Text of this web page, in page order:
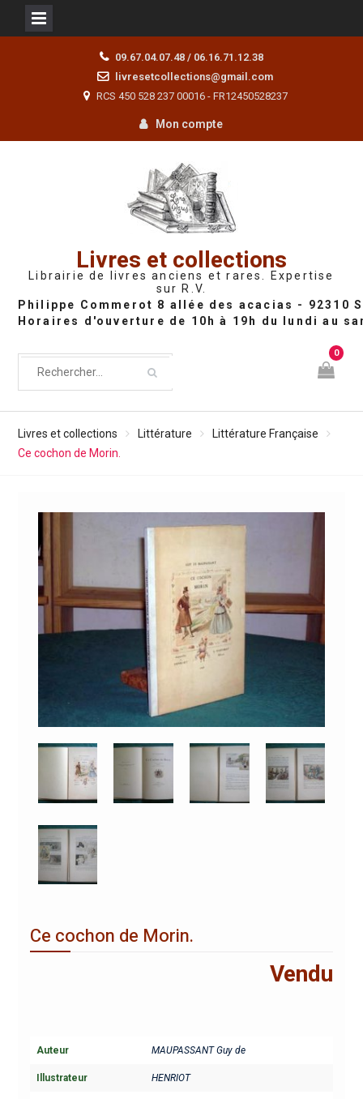
09.67.04.07.48 / 06.16.71.12.38
livresetcollections@gmail.com
RCS 450 528 237 00016 - FR12450528237
Mon compte
Livres et collections
Librairie de livres anciens et rares. Expertise
sur R.V.
0
Livres et collections Littérature
Littérature Française
Ce cochon de Morin.
Ce cochon de Morin.
Vendu
Auteur MAUPASSANT Guy de
Illustrateur HENRIOT